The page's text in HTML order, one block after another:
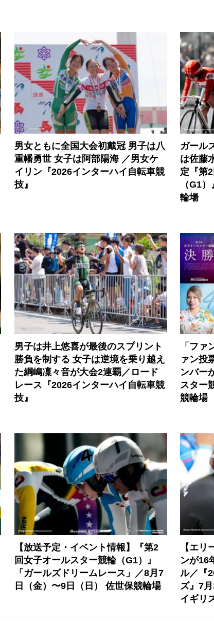
男女ともに全国大会初戴冠 男子は八
重幡勇世 女子は阿部陽海 ／男女ケ
イリン『2026インターハイ自転車競
技』
ガール
は佐藤
定『第
（G1
輪場
男子は井上悠喜が最後のスプリント
勝負を制する 女子は逆境を乗り越え
た綱嶋凜々音が大会2連覇／ロード
レース『2026インターハイ自転車競
技』
「フ
ァン投
ンバー
スター
競輪場
【放送予定・イベント情報】『第2
回女子オールスター競輪（G1）』
「ガールズドリームレース」／8月7
日（金）〜9日（日） 佐世保競輪場
【エリ
ンが16
ル／『
ズ』7
イギリ